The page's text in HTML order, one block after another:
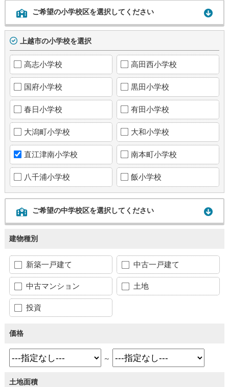
ご希望の小学校区を選択してください
上越市の小学校を選択
高志小学校 高田西小学校
国府小学校 黒田小学校
春日小学校 有田小学校
大潟町小学校 大和小学校
直江津南小学校 南本町小学校
八千浦小学校 飯小学校
ご希望の中学校区を選択してください
建物種別
新築一戸建て 中古一戸建て
中古マンション 土地
投資
価格
～
土地面積